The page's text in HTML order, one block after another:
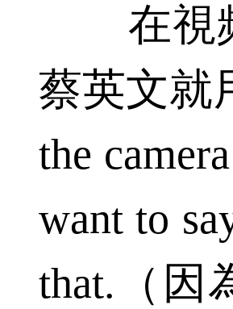
在視頻
蔡英文就
the
want to
that.（因